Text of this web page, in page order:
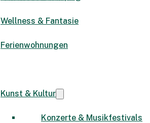
Wellness & Fantasie
Ferienwohnungen
Kunst & Kultur
Konzerte & Musikfestivals